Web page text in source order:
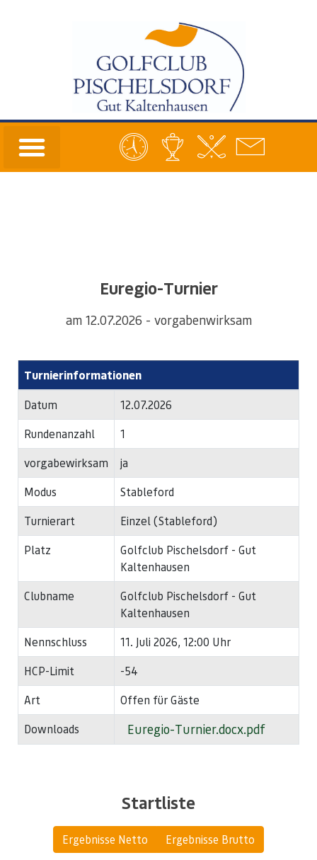
Euregio-Turnier
am 12.07.2026 - vorgabenwirksam
Turnierinformationen
Datum
12.07.2026
Rundenanzahl
1
vorgabewirksam
ja
Modus
Stableford
Turnierart
Einzel (Stableford)
Platz
Golfclub Pischelsdorf - Gut
Kaltenhausen
Clubname
Golfclub Pischelsdorf - Gut
Kaltenhausen
Nennschluss
11. Juli 2026, 12:00 Uhr
HCP-Limit
-54
Art
Offen für Gäste
Downloads
Euregio-Turnier.docx.pdf
Startliste
Ergebnisse Netto Ergebnisse Brutto